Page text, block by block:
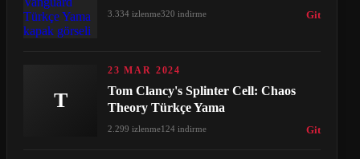
3.334 izlenme320 indirme Git
T
23 MAR 2024
Tom Clancy's Splinter Cell: Chaos
Theory Türkçe Yama
2.299 izlenme124 indirme Git